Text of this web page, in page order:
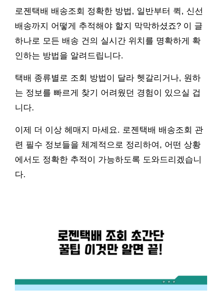
로젠택배 배송조회 정확한 방법, 일반부터 퀵, 신선
배송까지 어떻게 추적해야 할지 막막하셨죠? 이 글
하나로 모든 배송 건의 실시간 위치를 명확하게 확
인하는 방법을 알려드립니다.
택배 종류별로 조회 방법이 달라 헷갈리거나, 원하
는 정보를 빠르게 찾기 어려웠던 경험이 있으실 겁
니다.
이제 더 이상 헤매지 마세요. 로젠택배 배송조회 관
련 필수 정보들을 체계적으로 정리하여, 어떤 상황
에서도 정확한 추적이 가능하도록 도와드리겠습니
다.